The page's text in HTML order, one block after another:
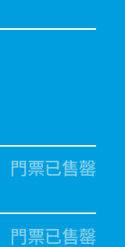
門票已售罄
門票已售罄